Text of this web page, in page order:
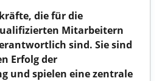
die für die
Mitarbeitern
sind. Sie sind
Erfolg der
und spielen eine zentrale